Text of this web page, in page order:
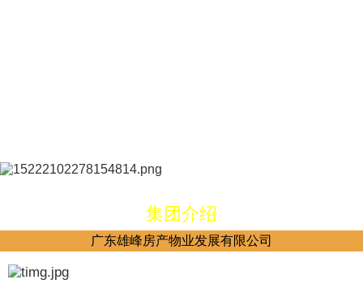
集团介绍
广东雄峰房产物业发展有限公司